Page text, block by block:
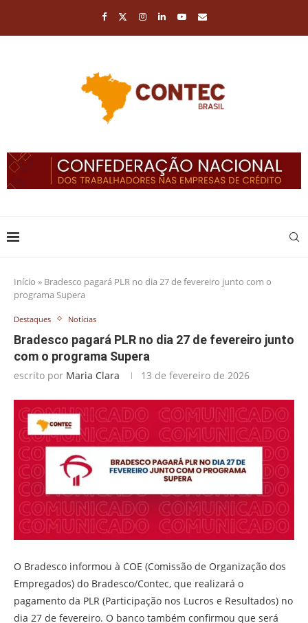
Início » Bradesco pagará PLR no dia 27 de fevereiro junto com o
programa Supera
Destaques Notícias
Bradesco pagará PLR no dia 27 de fevereiro junto
com o programa Supera
escrito por Maria Clara 13 de fevereiro de 2026
O Bradesco informou à COE (Comissão de Organização dos
Empregados) do Bradesco/Contec, que realizará o
pagamento da PLR (Participação nos Lucros e Resultados) no
dia 27 de fevereiro. O banco também confirmou que será